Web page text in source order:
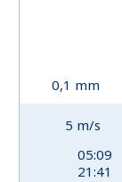
0,1 mm
5 m/s
05:09
21:41